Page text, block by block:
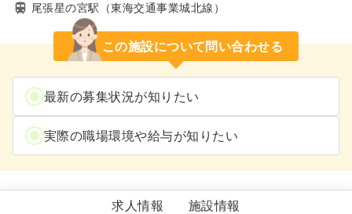
尾張星の宮駅（東海交通事業城北線）
この施設について問い合わせる
最新の募集状況が知りたい
実際の職場環境や給与が知りたい
まえの内科クリニック
求人情報 施設情報